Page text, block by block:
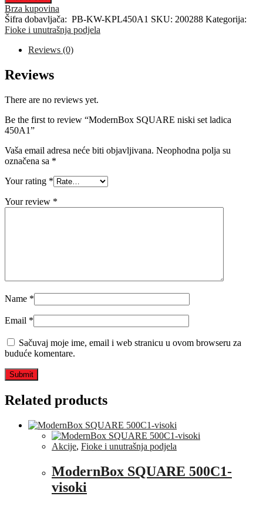
niski
set
ladica
450A1
quantity
Brza kupovina
Šifra dobavljača: PB-KW-KPL450A1 SKU: 200288 Kategorija:
Fioke i unutrašnja podjela
Reviews (0)
Reviews
There are no reviews yet.
Be the first to review “ModernBox SQUARE niski set ladica
450A1”
Vaša email adresa neće biti objavljivana. Neophodna polja su
označena sa *
Your rating *
Your review *
Name *
Email *
Sačuvaj moje ime, email i web stranicu u ovom browseru za
buduće komentare.
Related products
Akcije, Fioke i unutrašnja podjela
ModernBox SQUARE 500C1-
visoki